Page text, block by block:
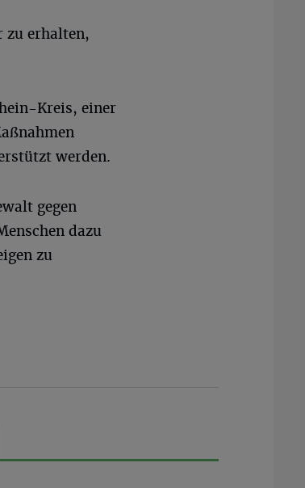
zu erhalten,
Kreis, einer
werden.
gegen
dazu
zu